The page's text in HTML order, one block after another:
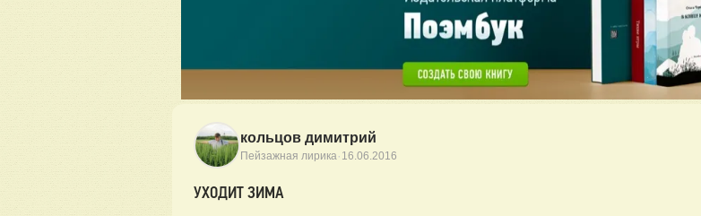
кольцов димитрий
Пейзажная лирика· 16.06.2016
УХОДИТ ЗИМА